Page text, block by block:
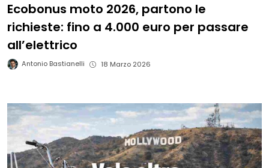
Ecobonus moto 2026, partono le
richieste: fino a 4.000 euro per passare
all’elettrico
Antonio Bastianelli 18 Marzo 2026